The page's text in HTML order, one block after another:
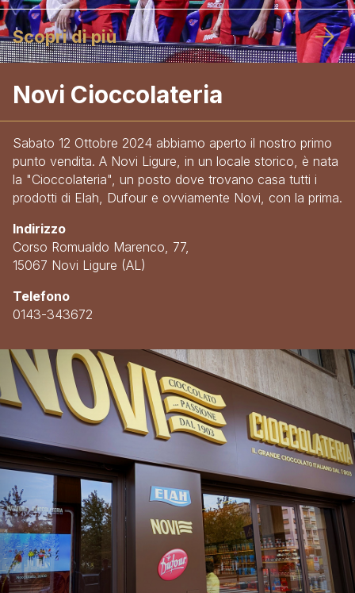
Scopri di più
Novi Cioccolateria
Sabato 12 Ottobre 2024 abbiamo aperto il nostro primo
punto vendita. A Novi Ligure, in un locale storico, è nata
la "Cioccolateria", un posto dove trovano casa tutti i
prodotti di Elah, Dufour e ovviamente Novi, con la prima.
Indirizzo
Corso Romualdo Marenco, 77,
15067 Novi Ligure (AL)
Telefono
0143-343672